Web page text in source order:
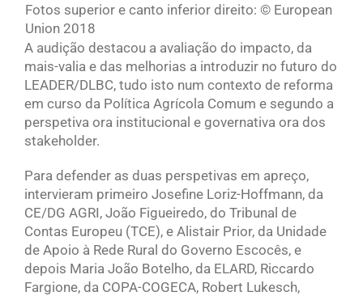
Fotos superior e canto inferior direito: © European
Union 2018
A audição destacou a avaliação do impacto, da
mais-valia e das melhorias a introduzir no futuro do
LEADER/DLBC, tudo isto num contexto de reforma
em curso da Política Agrícola Comum e segundo a
perspetiva ora institucional e governativa ora dos
stakeholder.
Para defender as duas perspetivas em apreço,
intervieram primeiro Josefine Loriz-Hoffmann, da
CE/DG AGRI, João Figueiredo, do Tribunal de
Contas Europeu (TCE), e Alistair Prior, da Unidade
de Apoio à Rede Rural do Governo Escocês, e
depois Maria João Botelho, da ELARD, Riccardo
Fargione, da COPA-COGECA, Robert Lukesch,